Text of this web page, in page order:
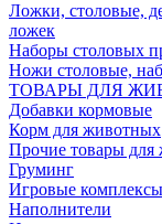
Ложки, столовые,
ложек
Наборы столовых
Ножи столовые,
ТОВАРЫ ДЛЯ
Добавки кормовые
Корм для животных
Прочие товары
Груминг
Игровые
Наполнители